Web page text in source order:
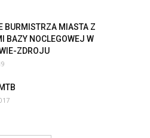
BURMISTRZA MIASTA Z
BAZY NOCLEGOWEJ W
ZDROJU